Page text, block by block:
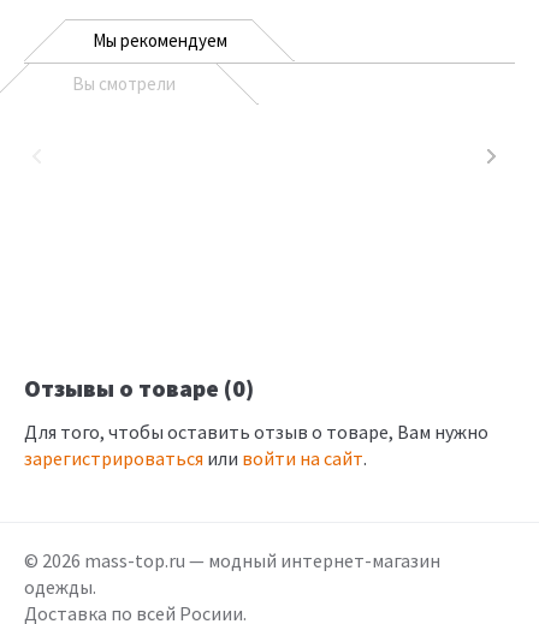
Мы рекомендуем
Вы смотрели
Отзывы о товаре (0)
Для того, чтобы оставить отзыв о товаре, Вам нужно
зарегистрироваться или войти на сайт.
© 2026 mass-top.ru — модный интернет-магазин
одежды.
Доставка по всей Росиии.